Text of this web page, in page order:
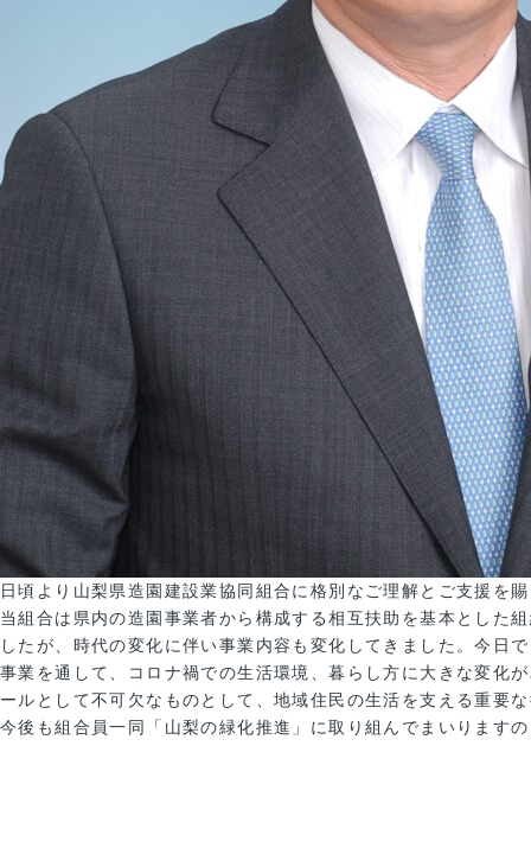
日頃より山梨県造園建設業協同組合に格別なご理解とご支援を
当組合は県内の造園事業者から構成する相互扶助を基本とした
したが、時代の変化に伴い事業内容も変化してきました。今日
事業を通して、コロナ禍での生活環境、暮らし方に大きな変化
ールとして不可欠なものとして、地域住民の生活を支える重要
今後も組合員一同「山梨の緑化推進」に取り組んでまいります